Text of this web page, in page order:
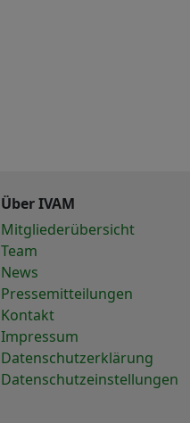
Über IVAM
Mitgliederübersicht
Team
News
Pressemitteilungen
Kontakt
Impressum
Datenschutzerklärung
Datenschutzeinstellungen